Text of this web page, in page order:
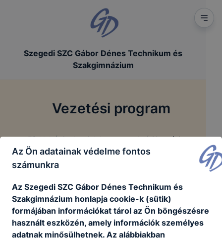
Szegedi SZC Gábor Dénes Technikum és
Szakgimnázium
Vezetési program
Főoldal / Szakmai dokumentumok / Vezetési program
BlattBogdány_Csilla_Petra_vezetői_pályázat.pdf
Letöltés
Az Ön adatainak védelme fontos
számunkra
Az Szegedi SZC Gábor Dénes Technikum és
Szakgimnázium honlapja cookie-k (sütik)
formájában információkat tárol az Ön böngészésre
használt eszközén, amely információk személyes
adatnak minősülhetnek. Az alábbiakban